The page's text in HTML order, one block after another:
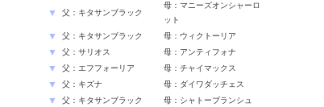
▼ 父：キタサンブラック
母：マニーズオンシャーロ
ット
▼ 父：キタサンブラック 母：ウィクトーリア
▼ 父：サリオス 母：アンティフォナ
▼ 父：エフフォーリア 母：チャイマックス
▼ 父：キズナ 母：ダイワダッチェス
▼ 父：キタサンブラック 母：シャトーブランシュ